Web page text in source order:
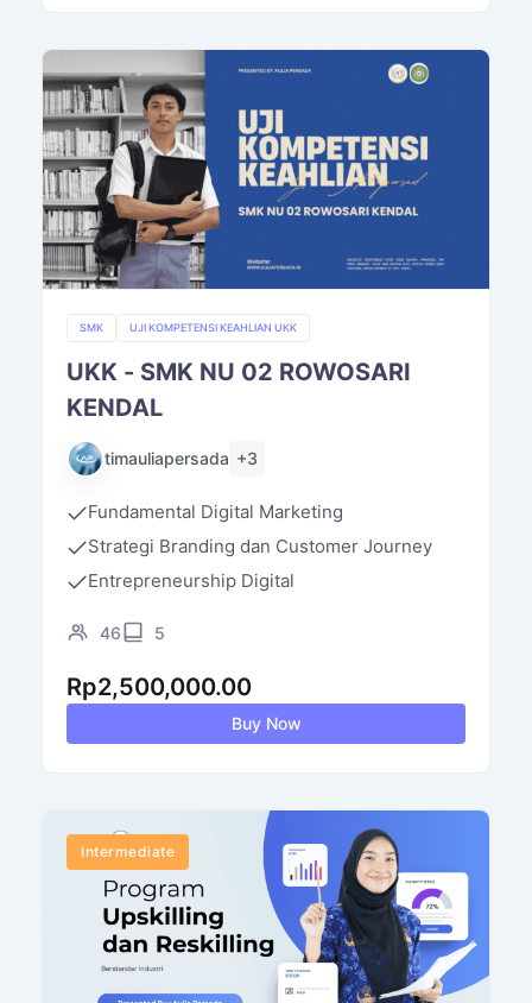
SMK UJI KOMPETENSI KEAHLIAN UKK
UKK - SMK NU 02 ROWOSARI
KENDAL
timauliapersada +3
Fundamental Digital Marketing
Strategi Branding dan Customer Journey
Entrepreneurship Digital
46 5
Rp2,500,000.00
Buy Now
Intermediate